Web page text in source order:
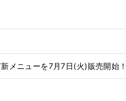
メニューを7月7日(火)販売開始！